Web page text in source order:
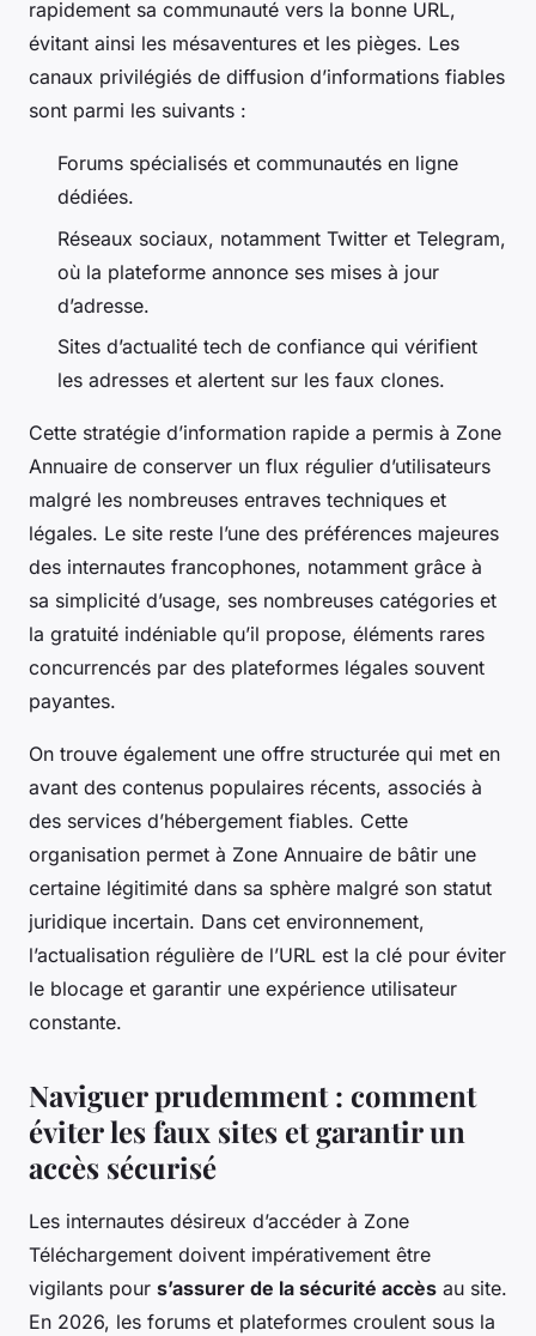
rapidement sa communauté vers la bonne URL,
évitant ainsi les mésaventures et les pièges. Les
canaux privilégiés de diffusion d’informations fiables
sont parmi les suivants :
Forums spécialisés et communautés en ligne
dédiées.
Réseaux sociaux, notamment Twitter et Telegram,
où la plateforme annonce ses mises à jour
d’adresse.
Sites d’actualité tech de confiance qui vérifient
les adresses et alertent sur les faux clones.
Cette stratégie d’information rapide a permis à Zone
Annuaire de conserver un flux régulier d’utilisateurs
malgré les nombreuses entraves techniques et
légales. Le site reste l’une des préférences majeures
des internautes francophones, notamment grâce à
sa simplicité d’usage, ses nombreuses catégories et
la gratuité indéniable qu’il propose, éléments rares
concurrencés par des plateformes légales souvent
payantes.
On trouve également une offre structurée qui met en
avant des contenus populaires récents, associés à
des services d’hébergement fiables. Cette
organisation permet à Zone Annuaire de bâtir une
certaine légitimité dans sa sphère malgré son statut
juridique incertain. Dans cet environnement,
l’actualisation régulière de l’URL est la clé pour éviter
le blocage et garantir une expérience utilisateur
constante.
Naviguer prudemment : comment
éviter les faux sites et garantir un
accès sécurisé
Les internautes désireux d’accéder à Zone
Téléchargement doivent impérativement être
vigilants pour s’assurer de la sécurité accès au site.
En 2026, les forums et plateformes croulent sous la